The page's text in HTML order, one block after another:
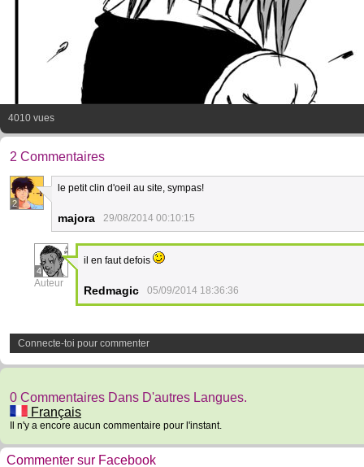
4010 vues
2 Commentaires
2
le petit clin d'oeil au site, sympas!
majora 29/08/2014 00:10:15
4
Auteur
il en faut defois
Redmagic 05/09/2014 18:36:36
Connecte-toi pour commenter
0 Commentaires Dans D'autres Langues.
Français
Il n'y a encore aucun commentaire pour l'instant.
Commenter sur Facebook